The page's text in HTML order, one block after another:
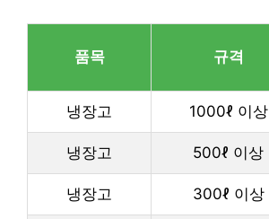
품목 규격
냉장고 1000ℓ 이상
냉장고 500ℓ 이상
냉장고 300ℓ 이상